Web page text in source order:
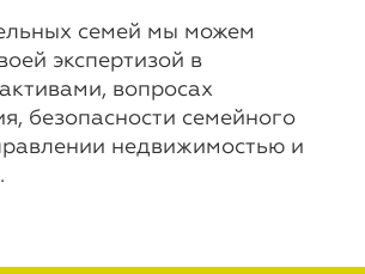
семей мы можем
экспертизой в
вопросах
безопасности семейного
недвижимостью и